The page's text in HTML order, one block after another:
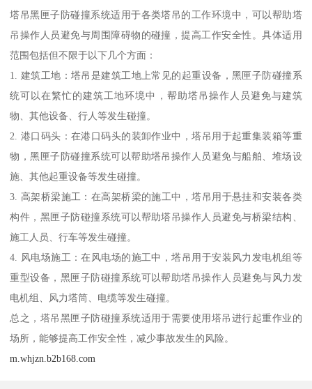
塔吊黑匣子防碰撞系统适用于各类塔吊的工作环境中，可以帮助塔
吊操作人员避免与周围障碍物的碰撞，提高工作安全性。具体适用
范围包括但不限于以下几个方面：
1. 建筑工地：塔吊是建筑工地上常见的起重设备，黑匣子防碰撞系
统可以在繁忙的建筑工地环境中，帮助塔吊操作人员避免与建筑
物、其他设备、行人等发生碰撞。
2. 港口码头：在港口码头的装卸作业中，塔吊用于起重集装箱等重
物，黑匣子防碰撞系统可以帮助塔吊操作人员避免与船舶、堆场设
施、其他起重设备等发生碰撞。
3. 高架桥梁施工：在高架桥梁的施工中，塔吊用于悬挂和安装各类
构件，黑匣子防碰撞系统可以帮助塔吊操作人员避免与桥梁结构、
施工人员、行车等发生碰撞。
4. 风电场施工：在风电场的施工中，塔吊用于安装风力发电机组等
重型设备，黑匣子防碰撞系统可以帮助塔吊操作人员避免与风力发
电机组、风力塔筒、电缆等发生碰撞。
总之，塔吊黑匣子防碰撞系统适用于需要使用塔吊进行起重作业的
场所，能够提高工作安全性，减少事故发生的风险。
m.whjzn.b2b168.com